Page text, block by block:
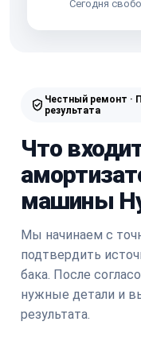
Сегодня
Честный ремонт ·
результата
Что
машины
Мы начинаем с
подтвердить
бака. После
нужные детали и
результата.